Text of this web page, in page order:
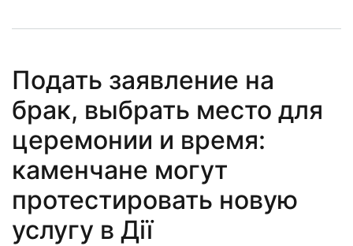
Подать заявление на
брак, выбрать место для
церемонии и время:
каменчане могут
протестировать новую
услугу в Дії